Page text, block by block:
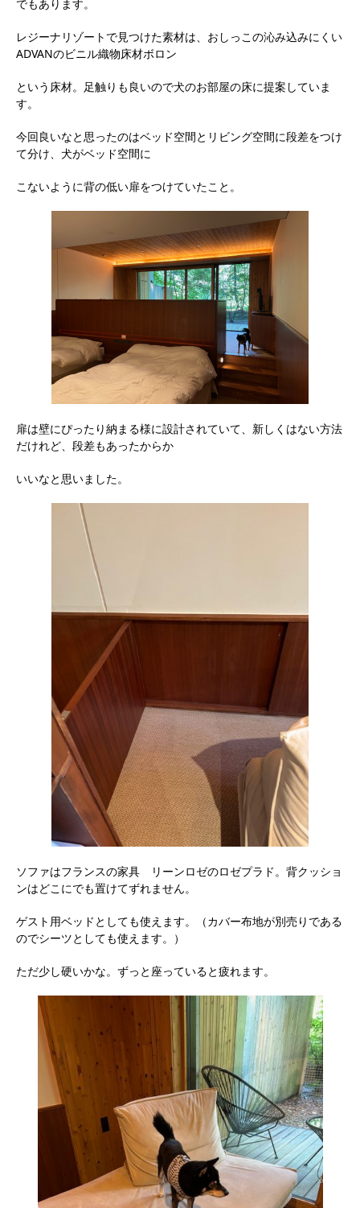
でもあります。
レジーナリゾートで見つけた素材は、おしっこの沁み込みにくい
ADVANのビニル織物床材ボロン
という床材。足触りも良いので犬のお部屋の床に提案していま
す。
今回良いなと思ったのはベッド空間とリビング空間に段差をつけ
て分け、犬がベッド空間に
こないように背の低い扉をつけていたこと。
扉は壁にぴったり納まる様に設計されていて、新しくはない方法
だけれど、段差もあったからか
いいなと思いました。
ソファはフランスの家具 リーンロゼのロゼプラド。背クッショ
ンはどこにでも置けてずれません。
ゲスト用ベッドとしても使えます。（カバー布地が別売りである
のでシーツとしても使えます。）
ただ少し硬いかな。ずっと座っていると疲れます。